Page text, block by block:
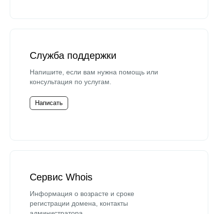
Служба поддержки
Напишите, если вам нужна помощь или
консультация по услугам.
Написать
Сервис Whois
Информация о возрасте и сроке
регистрации домена, контакты